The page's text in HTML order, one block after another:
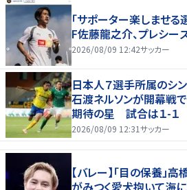
「サポーター楽しませ
F佐藤龍之介、プレシー
2026/08/09 12:42サッカー
日本人７選手所属のシ
石渡ネルソンが開幕戦
期待の星 試合は１-１
2026/08/09 12:31サッカー
【バレー】「目の保養」